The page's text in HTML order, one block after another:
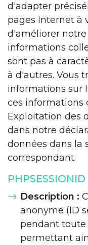
d'adapter
pages Internet à
d'améliorer notre
informations
sont pas à
à d'autres. Vous
informations sur
ces informations
Exploitation des
dans notre
données dans la
correspondant.
Description :
anonyme (ID
pendant toute
permettant